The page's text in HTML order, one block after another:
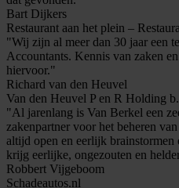
Bart Dijkers
Restaurant aan het plein –
"Wij zijn al meer dan 30 jaar een
Accountants. Kennis van zaken
hiervoor."
Richard van den Heuvel
Van den Heuvel P en R Holding
"Al jarenlang is Van Berkel een
zakenpartner voor het beheren
altijd open en eerlijk
krijg eerlijke, ongezouten en
Robbert Vijgeboom
Schadeautos.nl